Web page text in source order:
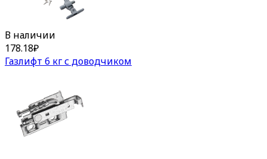
В наличии
178.18₽
Газлифт 6 кг с доводчиком